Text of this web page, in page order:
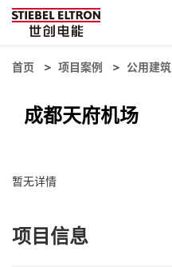
首页 项目案例 公用建筑
成都天府机场
暂无详情
项目信息